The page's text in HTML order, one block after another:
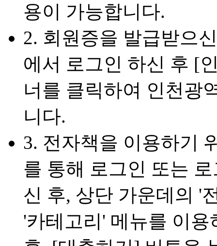
용이 가능합니다.
2. 회원증을 발급받으
에서 로그인 하신 후 [
너를 클릭하여 인천광
니다.
3. 전자책을 이용하기
를 통해 로그인 또는
신 후, 상단 가운데의 '
'카테고리' 메뉴를 이